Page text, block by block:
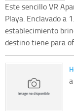
Este sencillo VR
Playa. Enclavado a
establecimiento
destino tiene para